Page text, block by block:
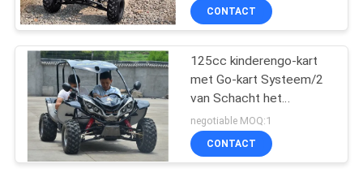
PRIVACYBELEID
de jeugd die atv rent
183
CONTACT
125cc kinderengo-kart
met Go-kart Systeem/2
van Schacht het
Drijfseater
negotiable MOQ:1
CONTACT